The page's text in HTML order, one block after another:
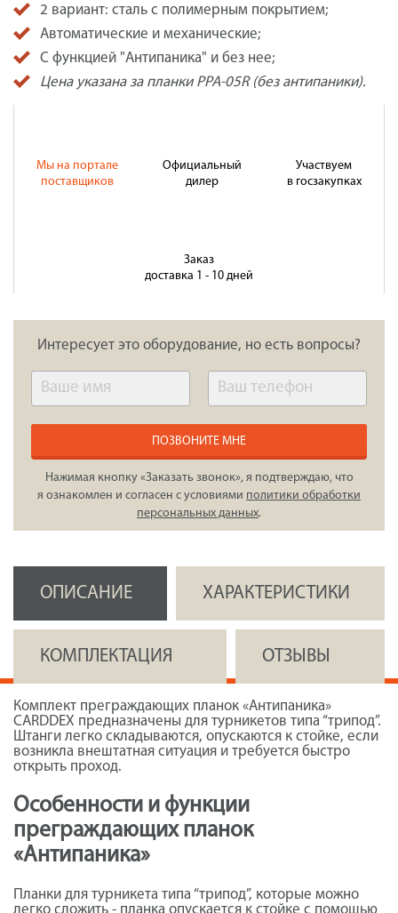
2 вариант: сталь с полимерным покрытием;
Автоматические и механические;
С функцией "Антипаника" и без нее;
Цена указана за планки PPA-05R (без антипаники).
Мы на портале
поставщиков
Официальный
дилер
Участвуем
в госзакупках
Заказ
доставка 1 - 10 дней
Интересует это оборудование, но есть вопросы?
ПОЗВОНИТЕ МНЕ
Нажимая кнопку «Заказать звонок», я подтверждаю, что
я ознакомлен и согласен с условиями политики обработки
персональных данных.
ОПИСАНИЕ ХАРАКТЕРИСТИКИ
КОМПЛЕКТАЦИЯ ОТЗЫВЫ
Комплект преграждающих планок «Антипаника»
CARDDEX предназначены для турникетов типа “трипод”.
Штанги легко складываются, опускаются к стойке, если
возникла внештатная ситуация и требуется быстро
открыть проход.
Особенности и функции
преграждающих планок
«Антипаника»
Планки для турникета типа “трипод”, которые можно
легко сложить - планка опускается к стойке с помощью